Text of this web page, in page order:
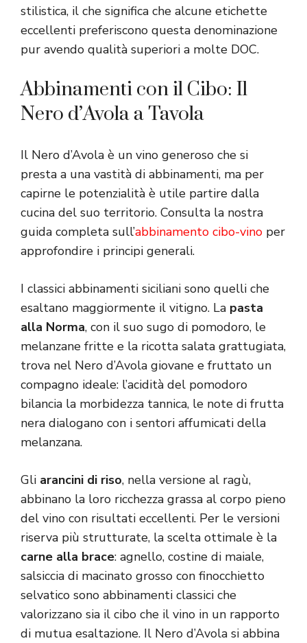
stilistica, il che significa che alcune etichette
eccellenti preferiscono questa denominazione
pur avendo qualità superiori a molte DOC.
Abbinamenti con il Cibo: Il
Nero d’Avola a Tavola
Il Nero d’Avola è un vino generoso che si
presta a una vastità di abbinamenti, ma per
capirne le potenzialità è utile partire dalla
cucina del suo territorio. Consulta la nostra
guida completa sull’abbinamento cibo-vino per
approfondire i principi generali.
I classici abbinamenti siciliani sono quelli che
esaltano maggiormente il vitigno. La pasta
alla Norma, con il suo sugo di pomodoro, le
melanzane fritte e la ricotta salata grattugiata,
trova nel Nero d’Avola giovane e fruttato un
compagno ideale: l’acidità del pomodoro
bilancia la morbidezza tannica, le note di frutta
nera dialogano con i sentori affumicati della
melanzana.
Gli arancini di riso, nella versione al ragù,
abbinano la loro ricchezza grassa al corpo pieno
del vino con risultati eccellenti. Per le versioni
riserva più strutturate, la scelta ottimale è la
carne alla brace: agnello, costine di maiale,
salsiccia di macinato grosso con finocchietto
selvatico sono abbinamenti classici che
valorizzano sia il cibo che il vino in un rapporto
di mutua esaltazione. Il Nero d’Avola si abbina